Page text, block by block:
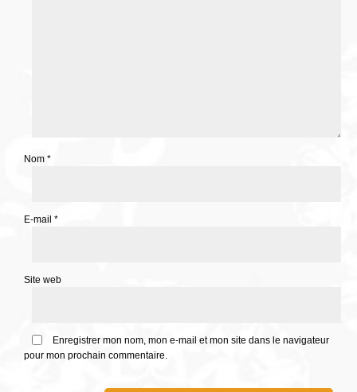
Nom *
E-mail *
Site web
Enregistrer mon nom, mon e-mail et mon site dans le navigateur
pour mon prochain commentaire.